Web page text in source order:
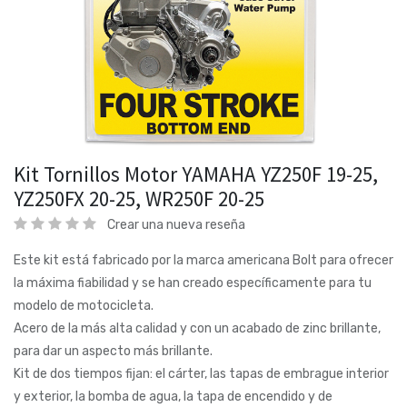
Kit Tornillos Motor YAMAHA YZ250F 19-25,
YZ250FX 20-25, WR250F 20-25
Crear una nueva reseña
Este kit está fabricado por la marca americana Bolt para ofrecer
la máxima fiabilidad y se han creado específicamente para tu
modelo de motocicleta.
Acero de la más alta calidad y con un acabado de zinc brillante,
para dar un aspecto más brillante.
Kit de dos tiempos fijan: el cárter, las tapas de embrague interior
y exterior, la bomba de agua, la tapa de encendido y de